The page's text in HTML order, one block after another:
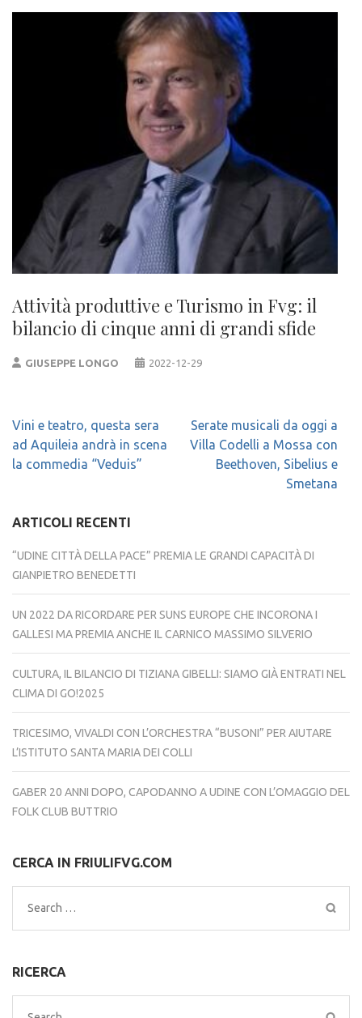
Attività produttive e Turismo in Fvg: il
bilancio di cinque anni di grandi sfide
GIUSEPPE LONGO 2022-12-29
Navigazione
articoli
Vini e teatro, questa sera
ad Aquileia andrà in scena
la commedia “Veduis”
Serate musicali da oggi a
Villa Codelli a Mossa con
Beethoven, Sibelius e
Smetana
ARTICOLI RECENTI
“UDINE CITTÀ DELLA PACE” PREMIA LE GRANDI CAPACITÀ DI
GIANPIETRO BENEDETTI
UN 2022 DA RICORDARE PER SUNS EUROPE CHE INCORONA I
GALLESI MA PREMIA ANCHE IL CARNICO MASSIMO SILVERIO
CULTURA, IL BILANCIO DI TIZIANA GIBELLI: SIAMO GIÀ ENTRATI NEL
CLIMA DI GO!2025
TRICESIMO, VIVALDI CON L’ORCHESTRA “BUSONI” PER AIUTARE
L’ISTITUTO SANTA MARIA DEI COLLI
GABER 20 ANNI DOPO, CAPODANNO A UDINE CON L’OMAGGIO DEL
FOLK CLUB BUTTRIO
CERCA IN FRIULIFVG.COM
Search
for:
RICERCA